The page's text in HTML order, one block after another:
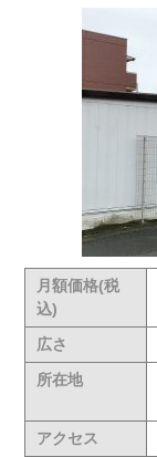
月額価格(税
込)
広さ
所在地
アクセス